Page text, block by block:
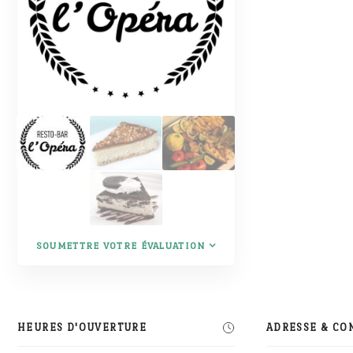
SOUMETTRE VOTRE ÉVALUATION
HEURES D'OUVERTURE ADRESSE &